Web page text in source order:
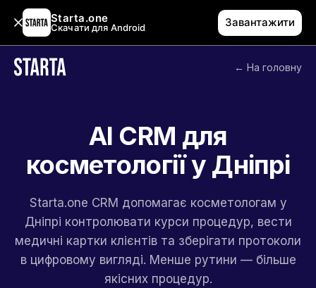
Starta.one
Скачати для Android Завантажити
← На головну
AI CRM для
косметології у Дніпрі
Starta.one CRM допомагає косметологам у
Дніпрі контролювати курси процедур, вести
медичні картки клієнтів та зберігати протоколи
в цифровому вигляді. Менше рутини — більше
якісних процедур.